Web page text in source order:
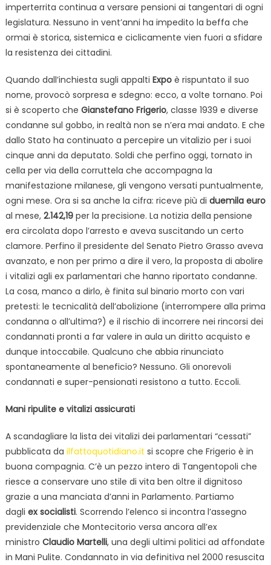
imperterrita continua a versare pensioni ai tangentari di ogni
legislatura. Nessuno in vent’anni ha impedito la beffa che
ormai è storica, sistemica e ciclicamente vien fuori a sfidare
la resistenza dei cittadini.
Quando dall’inchiesta sugli appalti Expoè rispuntato il suo
nome, provocò sorpresa e sdegno: ecco, a volte tornano. Poi
si è scoperto che Gianstefano Frigerio, classe 1939 e diverse
condanne sul gobbo, in realtà non se n’era mai andato. E che
dallo Stato ha continuato a percepire un vitalizio per i suoi
cinque anni da deputato. Soldi che perfino oggi, tornato in
cella per via della corruttela che accompagna la
manifestazione milanese, gli vengono versati puntualmente,
ogni mese. Ora si sa anche la cifra: riceve più di duemila euro
al mese, 2.142,19per la precisione. La notizia della pensione
era circolata dopo l’arresto e aveva suscitando un certo
clamore. Perfino il presidente del Senato Pietro Grasso aveva
avanzato, e non per primo a dire il vero, la proposta di abolire
i vitalizi agli ex parlamentari che hanno riportato condanne.
La cosa, manco a dirlo, è finita sul binario morto con vari
pretesti: le tecnicalità dell’abolizione (interrompere alla prima
condanna o all’ultima?) e il rischio di incorrere nei rincorsi dei
condannati pronti a far valere in aula un diritto acquisto e
dunque intoccabile. Qualcuno che abbia rinunciato
spontaneamente al beneficio? Nessuno. Gli onorevoli
condannati e super-pensionati resistono a tutto. Eccoli.
Mani ripulite e vitalizi assicurati
A scandagliare la lista dei vitalizi dei parlamentari “cessati”
pubblicata da ilfattoquotidiano.it si scopre che Frigerio è in
buona compagnia. C’è un pezzo intero di Tangentopoli che
riesce a conservare uno stile di vita ben oltre il dignitoso
grazie a una manciata d’anni in Parlamento. Partiamo
dagli ex socialisti. Scorrendo l’elenco si incontra l’assegno
previdenziale che Montecitorio versa ancora all’ex
ministro Claudio Martelli, una degli ultimi politici ad affondate
in Mani Pulite. Condannato in via definitiva nel 2000 resuscita